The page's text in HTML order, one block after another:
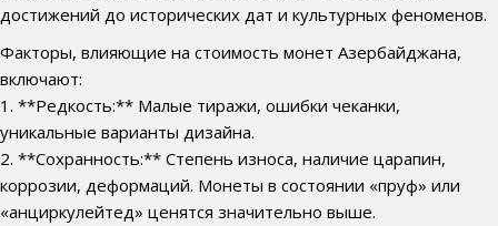
достижений до исторических дат и культурных феноменов.
Факторы, влияющие на стоимость монет Азербайджана,
включают:
1. **Редкость:** Малые тиражи, ошибки чеканки,
уникальные варианты дизайна.
2. **Сохранность:** Степень износа, наличие царапин,
коррозии, деформаций. Монеты в состоянии «пруф» или
«анциркулейтед» ценятся значительно выше.